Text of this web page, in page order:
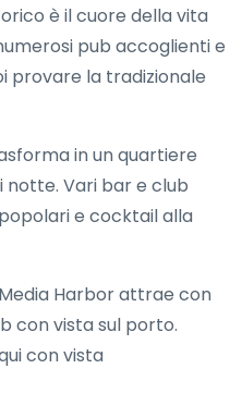
è il cuore della vita
pub accoglienti e
provare la tradizionale
in un quartiere
Vari bar e club
e cocktail alla
Harbor attrae con
con vista sul porto.
con vista